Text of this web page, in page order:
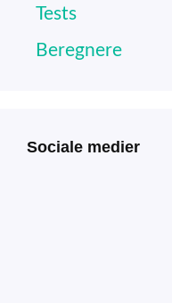
Tests
Beregnere
Sociale medier